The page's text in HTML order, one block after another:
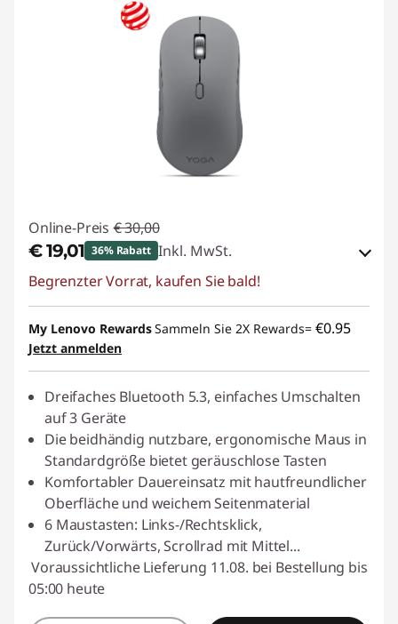
Online-Preis € 30,00
€ 19,01 36% Rabatt Inkl. MwSt.
eCoupon-Rabatt :-€ 10,99
eCoupon :BACKTOSCHOOL
Begrenzter Vorrat, kaufen Sie bald!
My Lenovo RewardsSammeln Sie 2X Rewards= €0.95
Jetzt anmelden
Dreifaches Bluetooth 5.3, einfaches Umschalten
auf 3 Geräte
Die beidhändig nutzbare, ergonomische Maus in
Standardgröße bietet geräuschlose Tasten
Komfortabler Dauereinsatz mit hautfreundlicher
Oberfläche und weichem Seitenmaterial
6 Maustasten: Links-/Rechtsklick,
Zurück/Vorwärts, Scrollrad mit Mittel...
Voraussichtliche Lieferung 11.08. bei Bestellung bis
05:00 heute